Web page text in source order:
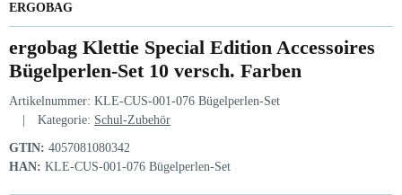
ERGOBAG
ergobag Klettie Special Edition Accessoires
Bügelperlen-Set 10 versch. Farben
Artikelnummer: KLE-CUS-001-076 Bügelperlen-Set
Kategorie: Schul-Zubehör
GTIN: 4057081080342
HAN: KLE-CUS-001-076 Bügelperlen-Set